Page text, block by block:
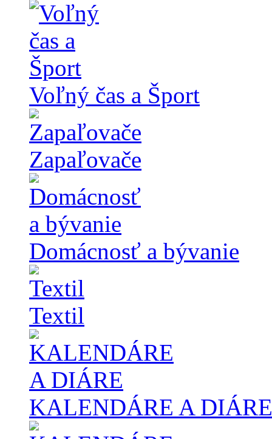
Voľný čas a Šport
Zapaľovače
Domácnosť a bývanie
Textil
KALENDÁRE A DIÁRE